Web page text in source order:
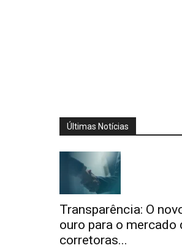
Últimas Notícias
Transparência: O
ouro para o mercado
corretoras...